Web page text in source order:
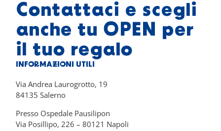
Contattaci e scegli
anche tu OPEN per
il tuo regalo
INFORMAZIONI UTILI
Via Andrea Laurogrotto, 19
84135 Salerno
Presso Ospedale Pausilipon
Via Posillipo, 226 – 80121 Napoli